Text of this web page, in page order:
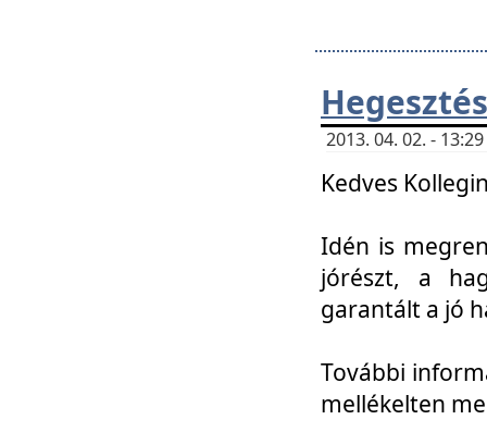
2013. 04. 02. -
Kedves
Idén is
jórészt, a
garantált a jó
További
mellékelten